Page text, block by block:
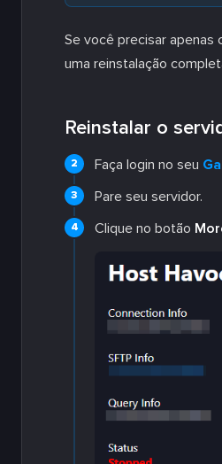
Se você precisar apenas
uma reinstalação
Reinstalar o
Faça login no seu
Pare seu servidor.
Clique no botão